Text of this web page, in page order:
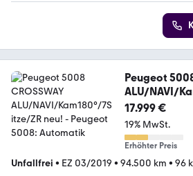
Peugeot
ALU/NAVI/
neu!
17.999 €
19% MwSt.
Erhöhter Preis
Unfallfrei • EZ 03/2019 • 94.500 km • 96